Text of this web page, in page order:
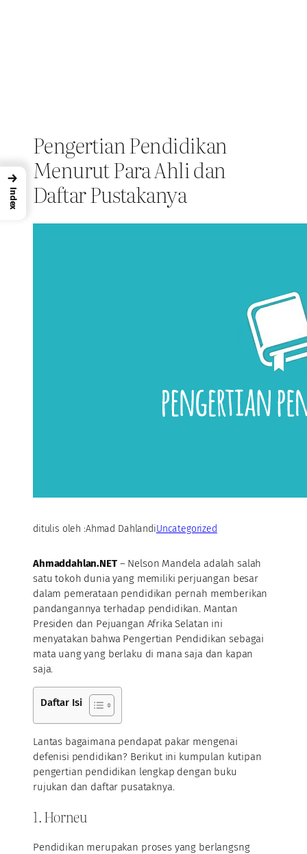
Pengertian Pendidikan
Menurut Para Ahli dan
Daftar Pustakanya
ditulis oleh :Ahmad DahlandiUncategorized
Ahmaddahlan.NET– Nelson Mandela adalah salah
satu tokoh dunia yang memiliki perjuangan besar
dalam pemerataan pendidikan pernah memberikan
pandangannya terhadap pendidikan. Mantan
Presiden dan Pejuangan Afrika Selatan ini
menyatakan bahwa Pengertian Pendidikan sebagai
mata uang yang berlaku di mana saja dan kapan
saja.
Daftar Isi
Lantas bagaimana pendapat pakar mengenai
defenisi pendidikan? Berikut ini kumpulan kutipan
pengertian pendidikan lengkap dengan buku
rujukan dan daftar pusataknya.
1. Horneu
Pendidikan merupakan proses yang berlangsng
→
Index